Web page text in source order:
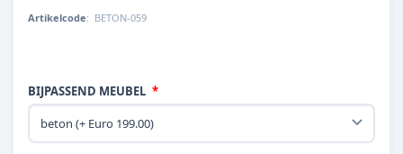
Artikelcode: BETON-059
BIJPASSEND MEUBEL